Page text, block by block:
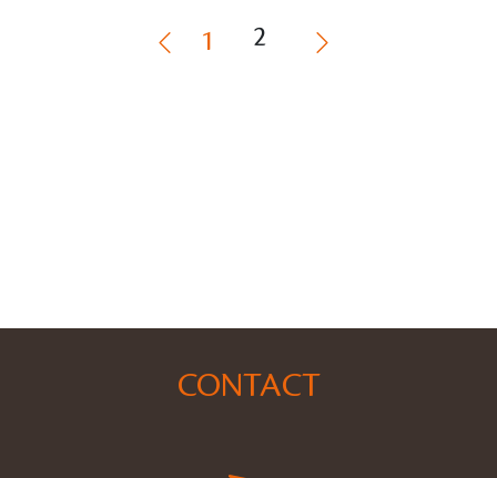
1 2
CONTACT